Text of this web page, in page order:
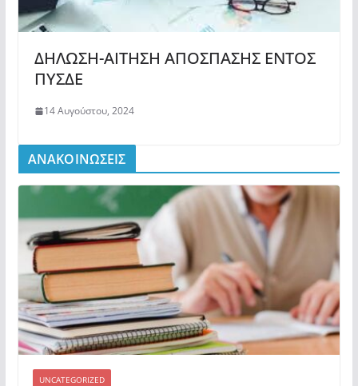
ΔΗΛΩΣΗ-ΑΙΤΗΣΗ ΑΠΟΣΠΑΣΗΣ ΕΝΤΟΣ
ΠΥΣΔΕ
14 Αυγούστου, 2024
ΑΝΑΚΟΙΝΩΣΕΙΣ
UNCATEGORIZED